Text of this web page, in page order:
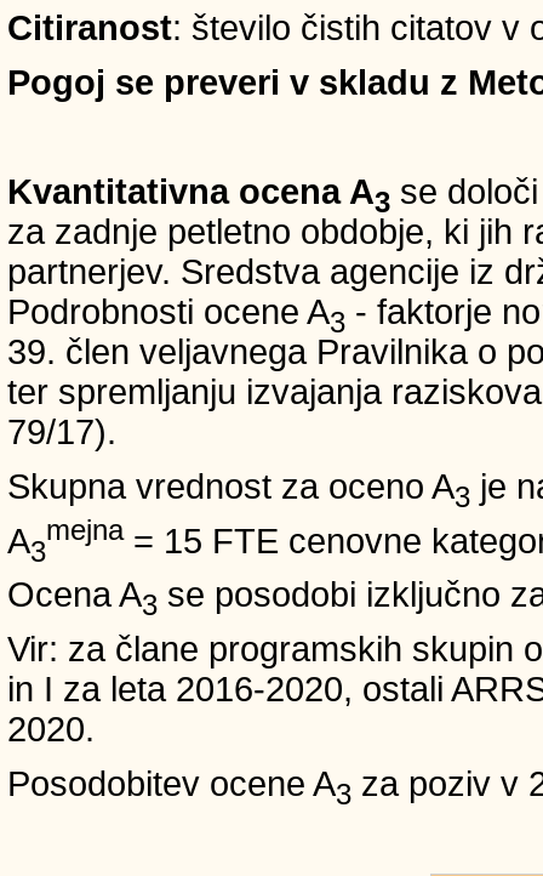
Citiranost: število čistih citatov v
Pogoj se preveri v skladu z
Kvantitativna ocena A3 se
za zadnje petletno obdobje, ki jih
partnerjev. Sredstva agencije iz
Podrobnosti ocene A3 - faktorje
39. člen veljavnega Pravilnika o
ter spremljanju izvajanja
79/17).
Skupna vrednost za oceno A3 je
A3
mejna= 15 FTE cenovne
Ocena A3 se posodobi izključno
Vir: za člane programskih skupin
in I za leta 2016-2020, ostali
2020.
Posodobitev ocene A3 za poziv v